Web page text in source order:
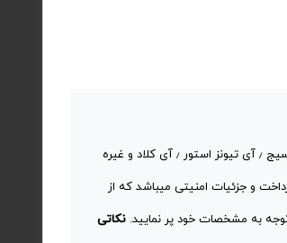
شناسه اپل یا اپل آیدی ٫ حساب شخصی شما برای دسترسی به سرویس های اپل مانند اپ استور ٫ فیس تایم ٫ آی مسیج ٫ آی تیونز استور ٫ آی کلاد و غیره
. اپل آیدی شامل آدرس ایمیل و رمز عبوری است که برای ورود به سیستم و همچنین تمام اطلاعات تماس ٫ پرداخت و جزئیات امنیتی میباشد که از
توجه به مشخصات خود پر نمایید. نکاتی